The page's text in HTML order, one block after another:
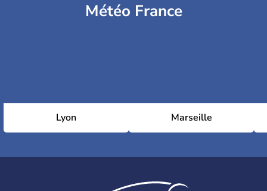
Météo France
Lyon Marseille